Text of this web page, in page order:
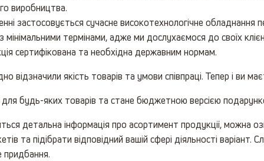
виробництва.
застосовується сучасне високотехнологічне обладнання
термінами, адже ми дослухаємося до своїх
сертифікована та необхідна державним нормам.
відзначили якість товарів та умови співпраці. Тепер і ви
будь-яких товарів та стане бюджетною версією
детальна інформація про асортимент продукції, можна
та підібрати відповідний вашій сфері діяльності
придбання.